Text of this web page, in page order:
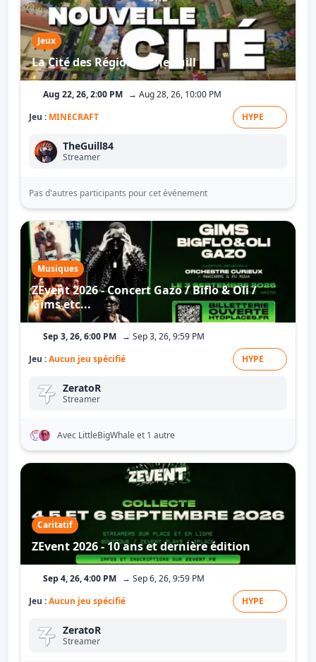
Jeux
La Cité des Régions - TheGuill
Aug 22, 26, 2:00 PM → Aug 28, 26, 10:00 PM
Jeu : MINECRAFT HYPE
TheGuill84
Streamer
Pas d'autres participants pour cet événement
Musiques
ZEvent 2026 - Concert Gazo / Biflo & Oli /
Gims etc...
Sep 3, 26, 6:00 PM → Sep 3, 26, 9:59 PM
Jeu :Aucun jeu spécifié HYPE
ZeratoR
Streamer
Avec LittleBigWhaleet 1 autre
Caritatif
ZEvent 2026 - 10 ans et dernière édition
Sep 4, 26, 4:00 PM → Sep 6, 26, 9:59 PM
Jeu :Aucun jeu spécifié HYPE
ZeratoR
Streamer